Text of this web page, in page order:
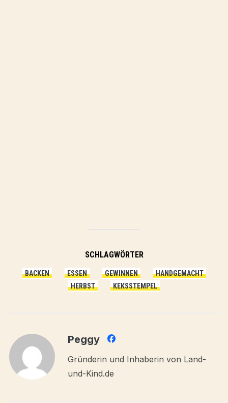
SCHLAGWÖRTER
BACKEN ESSEN GEWINNEN
HANDGEMACHT
HERBST
KEKSSTEMPEL
Peggy
Gründerin und Inhaberin von Land-
und-Kind.de